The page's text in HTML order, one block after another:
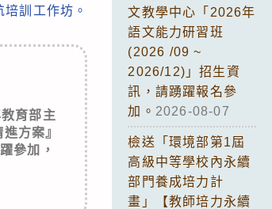
培訓工作坊。
育部主
方案』
參加，
文教學中心「2026年
語文能力研習班
(2026 /09 ~
2026/12)」招生資
訊，請踴躍報名參
加。 2026-08-07
檢送「環境部第1屆
高級中等學校內永續
部門養成培力計
畫」【教師培力永續